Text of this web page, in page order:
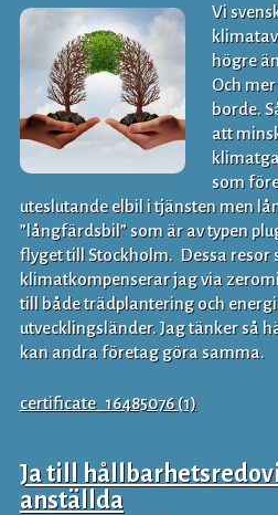
Vi
högre
Och
borde.
att
som
uteslutande elbil i tjänsten men
”långfärdsbil” som är av typen
flyget till Stockholm. Dessa resor
klimatkompenserar jag via
till både trädplantering och
utvecklingsländer. Jag tänker så
kan andra företag göra samma.
certificate_16485076 (1)
Ja till
anställda